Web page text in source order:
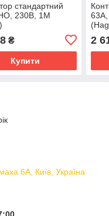
стандартний
230В, 1М
₴
Купити
2
6А, Київ, Україна